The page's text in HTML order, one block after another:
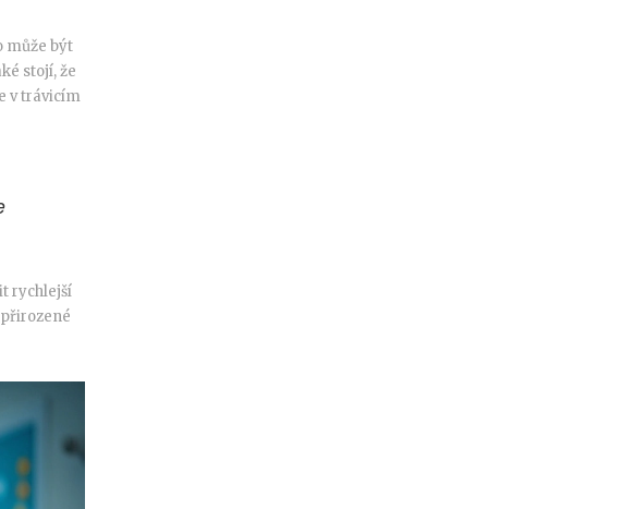
může být
stojí, že
v trávicím
rychlejší